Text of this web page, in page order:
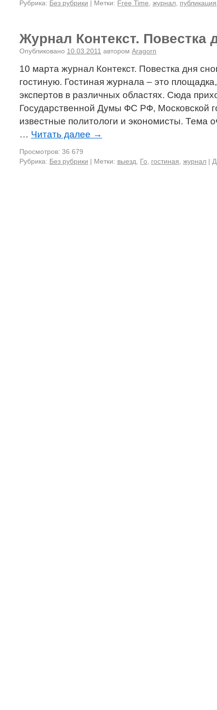
Рубрика: Без рубрики | Метки: Free Time журнал публикация
Журнал Контекст. Повестка
Опубликовано 10.03.2011 автором Aragorn
10 марта журнал Контекст. Повестка дня
гостиную. Гостиная журнала – это
экспертов в различных областях. Сюда
Государственной Думы ФС РФ, Московской
известные политологи и экономисты. Тема
… Читать далее →
Просмотров: 36 679
Рубрика: Без рубрики | Метки: выезд Го гостиная журнал |